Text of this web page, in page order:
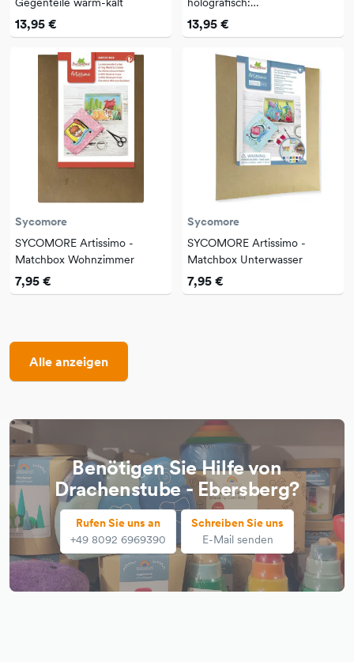
13,95 €
Dschungelparadies
13,95 €
Sycomore
SYCOMORE Artissimo -
Matchbox Wohnzimmer
7,95 €
Sycomore
SYCOMORE Artissimo -
Matchbox Unterwasser
7,95 €
Alle anzeigen
Benötigen Sie Hilfe von
Drachenstube - Ebersberg?
Rufen Sie uns an
+49 8092 6969390
Schreiben Sie uns
E-Mail senden